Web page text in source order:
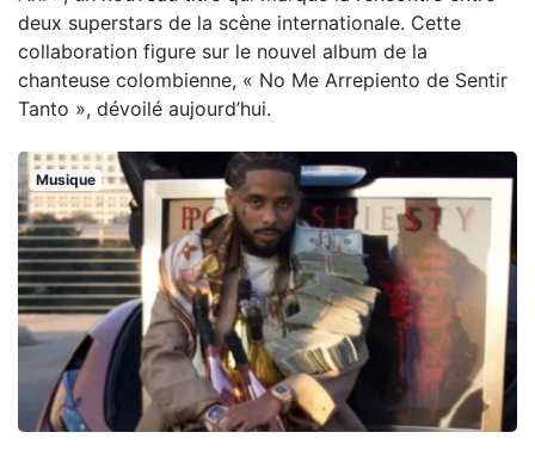
deux superstars de la scène internationale. Cette
collaboration figure sur le nouvel album de la
chanteuse colombienne, « No Me Arrepiento de Sentir
Tanto », dévoilé aujourd’hui.
Musique